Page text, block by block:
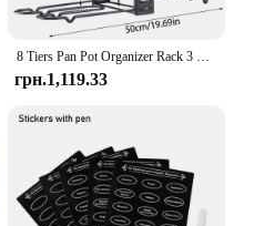
8 Tiers Pan Pot Organizer Rack 3 DIY Methods Adjustable Cabinet Pantry Pots Lids Storage Rack Kitchen Organization
грн.1,119.33